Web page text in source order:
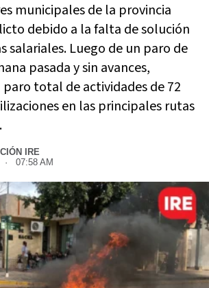
municipales de la provincia
debido a la falta de solución
salariales. Luego de un paro de
pasada y sin avances,
total de actividades de 72
en las principales rutas
IRE
· 07:58 AM